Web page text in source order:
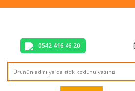
Tüm Alışverişlerde Vade
0542 416 46 20